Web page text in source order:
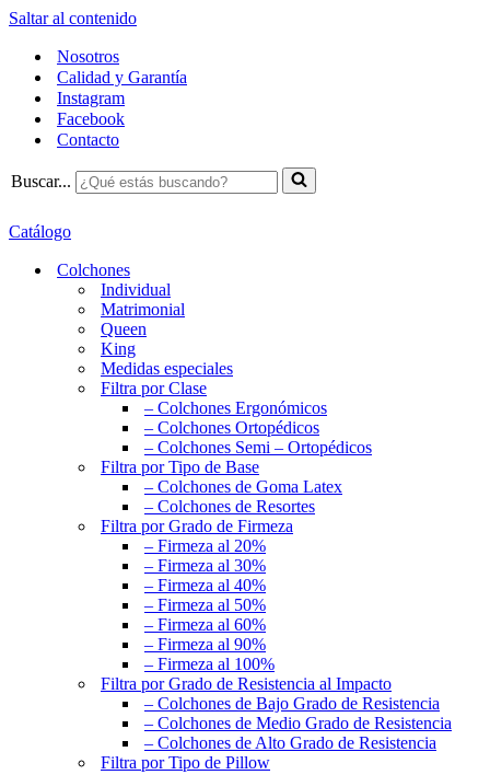
Saltar al contenido
Nosotros
Calidad y Garantía
Instagram
Facebook
Contacto
Buscar...
Catálogo
Colchones
Individual
Matrimonial
Queen
King
Medidas especiales
Filtra por Clase
– Colchones Ergonómicos
– Colchones Ortopédicos
– Colchones Semi – Ortopédicos
Filtra por Tipo de Base
– Colchones de Goma Latex
– Colchones de Resortes
Filtra por Grado de Firmeza
– Firmeza al 20%
– Firmeza al 30%
– Firmeza al 40%
– Firmeza al 50%
– Firmeza al 60%
– Firmeza al 90%
– Firmeza al 100%
Filtra por Grado de Resistencia al Impacto
– Colchones de Bajo Grado de Resistencia
– Colchones de Medio Grado de Resistencia
– Colchones de Alto Grado de Resistencia
Filtra por Tipo de Pillow